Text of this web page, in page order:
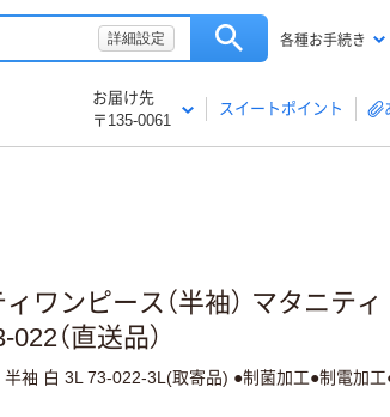
詳細設定 各種お手続き
お届け先
〒135-0061
スイートポイント
ワンピース（半袖） マタニティ
（直送品）
袖 白 3L 73-022-3L(取寄品) ●制菌加工●制電加工